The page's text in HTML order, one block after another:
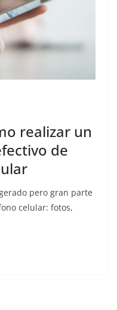
realizar un
de
pero gran parte
celular: fotos,